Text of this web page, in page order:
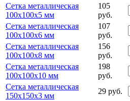
Сетка металлическая
100х100х5 мм
105
руб.
Сетка металлическая
100х100х6 мм
107
руб.
Сетка металлическая
100х100х8 мм
156
руб.
Сетка металлическая
100х100х10 мм
198
руб.
Сетка металлическая
150х150х3 мм
29 руб.